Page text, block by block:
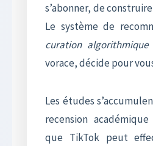
s’abonner, de
Le système de
curation algorithmique
vorace, décide pour
Les études
recension
que TikTok peut